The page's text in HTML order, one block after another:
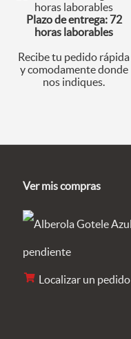
Plazo de entrega: 72
horas laborables
Recibe tu pedido rápida
y comodamente donde
nos indiques.
Ver mis compras
pendiente
Localizar un pedido